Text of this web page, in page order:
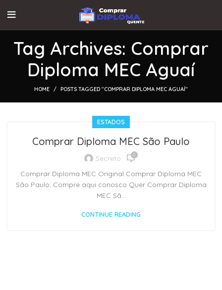
Tag Archives: Comprar
Diploma MEC Aguaí
HOME POSTS TAGGED "COMPRAR DIPLOMA MEC AGUAÍ"
ESTADOS
Comprar Diploma MEC São Paulo
Secreto 0
Comprar Diploma MEC Original Comprar Diploma MEC
São Paulo: Compre aqui conosco Quer Comprar Diploma
MEC Sã...
CONTINUE READING